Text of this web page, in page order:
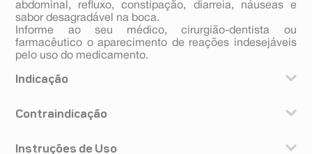
abdominal, refluxo, constipação, diarreia, náuseas e
sabor desagradável na boca.
Informe ao seu médico, cirurgião-dentista ou
farmacêutico o aparecimento de reações indesejáveis
pelo uso do medicamento.
Indicação
espasmos (contrações involuntárias) musculares
Contraindicação
• tiver alergia à ciclobenzaprina ou a qualquer outro
Instruções de Uso